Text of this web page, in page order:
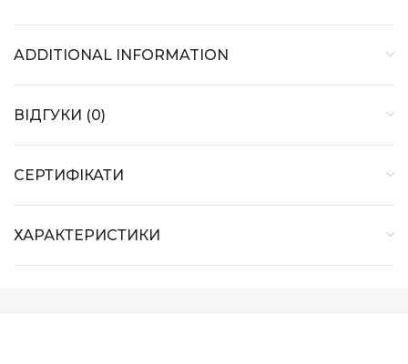
ADDITIONAL INFORMATION
ВІДГУКИ (0)
СЕРТИФІКАТИ
ХАРАКТЕРИСТИКИ